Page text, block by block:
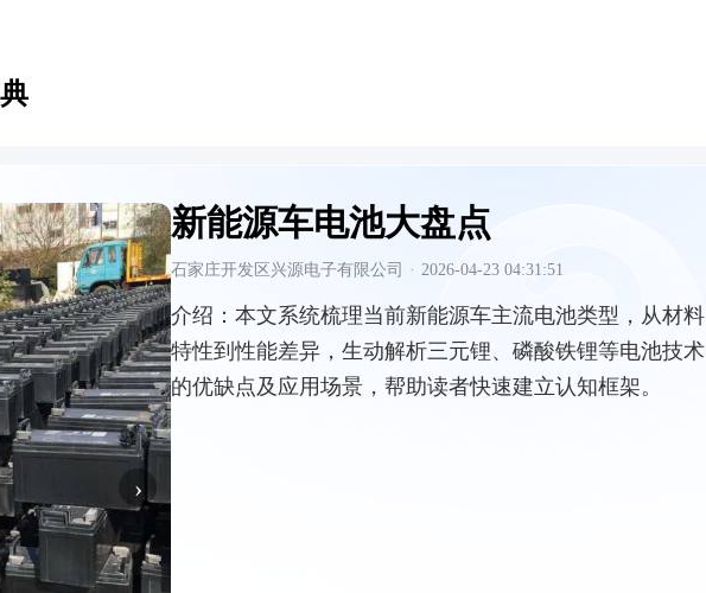
›
新能源车电池大盘点
石家庄开发区兴源电子有限公司 · 2026-04-23 04:31:51
介绍： 本文系统梳理当前新能源车主流电池类型，从材料
特性到性能差异，生动解析三元锂、磷酸铁锂等电池技术
的优缺点及应用场景，帮助读者快速建立认知框架。